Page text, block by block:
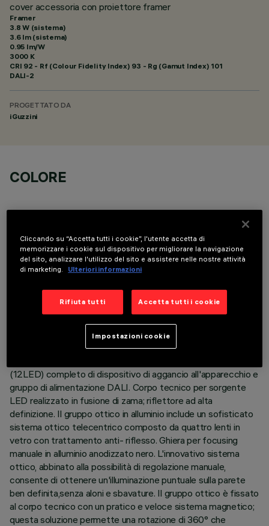
cover accessoria con proiettore framer
Framer
3.8 W (sistema)
3.6 lm (sistema)
0.95 lm/W
3000 K
CRI 92 - Rf (Colour Fidelity Index) 93 - Rg (Gamut Index) 101
DALI-2
PROGETTATO DA
iGuzzini
COLORE
DATI TECNICI
DESCRIZIONE
Apparecchio rotondo orientabile miniaturizzato completo di
proiettore profilatore a LED in tonalità di colore warm white
(12LED) completo di dispositivo di aggancio all'apparecchio e
gruppo di alimentazione DALI. Corpo tecnico per sorgente
LED realizzato in fusione di zama; riflettore ad alta
definizione. Il gruppo ottico in alluminio include un sofisticato
sistema ottico telecentrico composto da quattro lenti in
vetro con trattamento anti- riflesso. Ghiera per focusing
manuale in alluminio anodizzato nero. L'innovativo sistema
ottico, abbinato alla possibilità di regolazione manuale,
consente di ottenere un'illuminazione puntuale sulla parete
ben definita,senza aloni e sbavature. Il gruppo ottico è fissato
al corpo tecnico con un pratico e veloce sistema magnetico;
questa soluzione permette una rotazione di 360° che
Cliccando su “Accetta tutti i cookie”, l'utente accetta di
memorizzare i cookie sul dispositivo per migliorare la navigazione
del sito, analizzare l'utilizzo del sito e assistere nelle nostre attività
di marketing.
Ulteriori informazioni
Rifiuta tutti Accetta tutti i cookie
Impostazioni cookie